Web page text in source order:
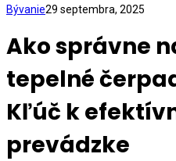
Bývanie29 septembra, 2025
Ako správne
tepelné
Kľúč k
prevádzke